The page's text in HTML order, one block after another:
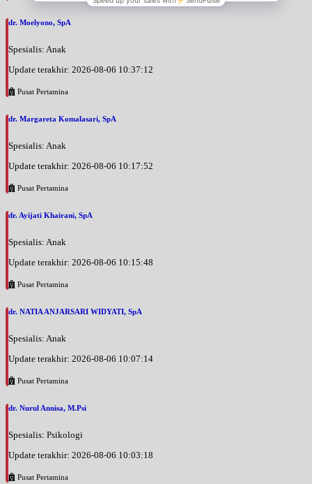
dr. Moelyono, SpA
Spesialis: Anak
Update terakhir: 2026-08-06 10:37:12
Pusat Pertamina
dr. Margareta Komalasari, SpA
Spesialis: Anak
Update terakhir: 2026-08-06 10:17:52
Pusat Pertamina
dr. Ayijati Khairani, SpA
Spesialis: Anak
Update terakhir: 2026-08-06 10:15:48
Pusat Pertamina
dr. NATIA ANJARSARI WIDYATI, SpA
Spesialis: Anak
Update terakhir: 2026-08-06 10:07:14
Pusat Pertamina
dr. Nurul Annisa, M.Psi
Spesialis: Psikologi
Update terakhir: 2026-08-06 10:03:18
Pusat Pertamina